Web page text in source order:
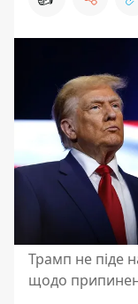
Трамп не піде
щодо